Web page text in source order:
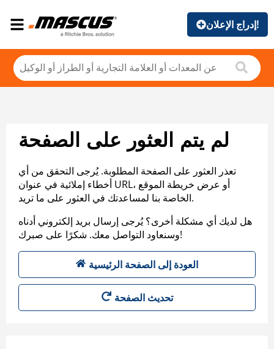
إدراج الإعلان!
لم يتم العثور على الصفحة
تعذر العثور على الصفحة المطلوبة. يُرجى التحقق من أي
أخطاء إملائية في عنوان URL، أو عرض خريطة الموقع
الخاصة بنا لمساعدتك في العثور على ما تريد.
هل لديك أي مشكلة أخرى؟ يُرجى إرسال بريد إلكتروني أدناه
وسنعاود التواصل معك. شكرًا على صبرك!
العودة إلى الصفحة الرئيسية
تحديث الصفحة